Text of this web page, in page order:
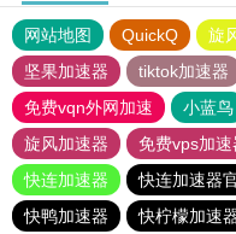
网站地图 QuickQ 旋
坚果加速器
tiktok加速器
免费vqn外网加速
小蓝鸟
旋风加速器
免费vps加
快连加速器
快连加速器
快鸭加速器
快柠檬加速